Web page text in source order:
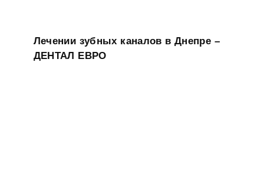
Лечении зубных каналов в Днепре –
ДЕНТАЛ ЕВРО